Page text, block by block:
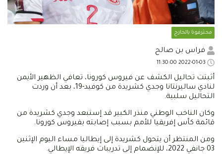
محترفونا بالخارج
فراس بن صالح
أثبتت تحاليل الكشف عن فيروس كورونا، تعافي الظهير الأيمن
لنادي ساليرنتانا وجدي كشريدة من كوفيد-19، بعد أن وردت
التحاليل سلبية.
وكان الناخب الوطني منذر الكبير قد إستبعد وجدي كشريدة من
قائمة كأس إفريقيا للأمم بسبب إصابته بفيروس كورونا.
ومن المنتظر أن يتحول كشريدة إلى إيطاليا مساء اليوم الإثنين
03 جانفي 2022، للإنضمام إلى تدريبات فريقه الإيطالي.